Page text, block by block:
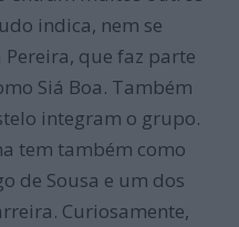
indica, nem se
que faz parte
Siá Boa. Também
integram o grupo.
tem também como
de Sousa e um dos
Curiosamente,